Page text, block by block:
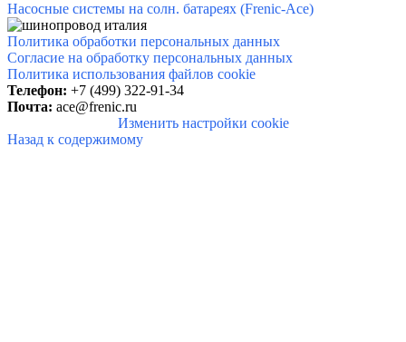
Насосные системы на солн. батареях (Frenic-Ace)
Политика обработки персональных данных
Согласие на обработку персональных данных
Политика использования файлов cookie
Телефон: +7 (499) 322-91-34
Почта: ace@frenic.ru
Изменить настройки cookie
Назад к содержимому